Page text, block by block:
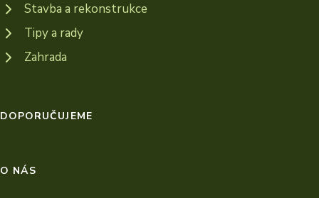
Stavba a rekonstrukce
Tipy a rady
Zahrada
DOPORUČUJEME
O NÁS